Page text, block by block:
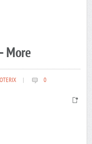
More
0